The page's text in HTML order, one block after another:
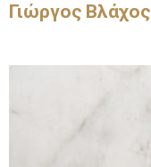
Γιώργος Βλάχος